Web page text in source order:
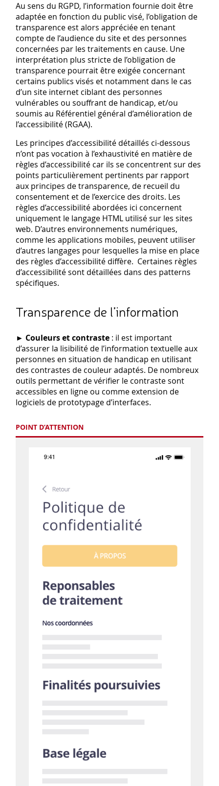
Au sens du RGPD, l’information fournie doit être
adaptée en fonction du public visé, l’obligation de
transparence est alors appréciée en tenant
compte de l’audience du site et des personnes
concernées par les traitements en cause. Une
interprétation plus stricte de l’obligation de
transparence pourrait être exigée concernant
certains publics visés et notamment dans le cas
d’un site internet ciblant des personnes
vulnérables ou souffrant de handicap, et/ou
soumis au Référentiel général d’amélioration de
l’accessibilité (RGAA).
Les principes d’accessibilité détaillés ci-dessous
n’ont pas vocation à l’exhaustivité en matière de
règles d’accessibilité car ils se concentrent sur des
points particulièrement pertinents par rapport
aux principes de transparence, de recueil du
consentement et de l’exercice des droits. Les
règles d’accessibilité abordées ici concernent
uniquement le langage HTML utilisé sur les sites
web. D’autres environnements numériques,
comme les applications mobiles, peuvent utiliser
d’autres langages pour lesquelles la mise en place
des règles d’accessibilité diffère. Certaines règles
d’accessibilité sont détaillées dans des patterns
spécifiques.
Transparence de l’information
► Couleurs et contraste : il est important
d’assurer la lisibilité de l’information textuelle aux
personnes en situation de handicap en utilisant
des contrastes de couleur adaptés. De nombreux
outils permettant de vérifier le contraste sont
accessibles en ligne ou comme extension de
logiciels de prototypage d’interfaces.
POINT D’ATTENTION